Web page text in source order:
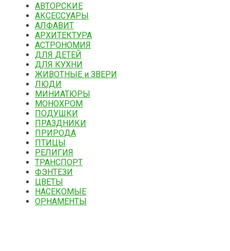
АВТОРСКИЕ
АКСЕССУАРЫ
АЛФАВИТ
АРХИТЕКТУРА
АСТРОНОМИЯ
ДЛЯ ДЕТЕЙ
ДЛЯ КУХНИ
ЖИВОТНЫЕ и ЗВЕРИ
ЛЮДИ
МИНИАТЮРЫ
МОНОХРОМ
ПОДУШКИ
ПРАЗДНИКИ
ПРИРОДА
ПТИЦЫ
РЕЛИГИЯ
ТРАНСПОРТ
ФЭНТЕЗИ
ЦВЕТЫ
НАСЕКОМЫЕ
ОРНАМЕНТЫ